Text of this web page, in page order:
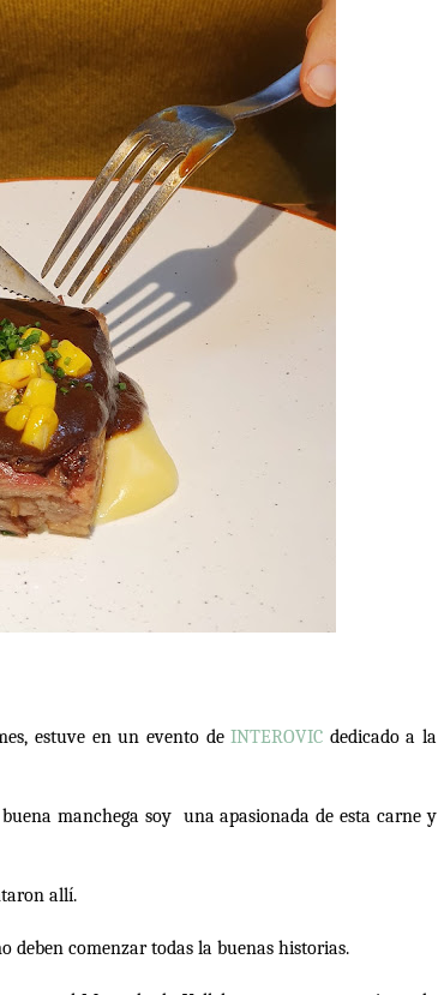
estuve en un evento deINTEROVIC dedicado a la
manchega soy una apasionada de esta carne y
allí.
deben comenzar todas la buenas historias.